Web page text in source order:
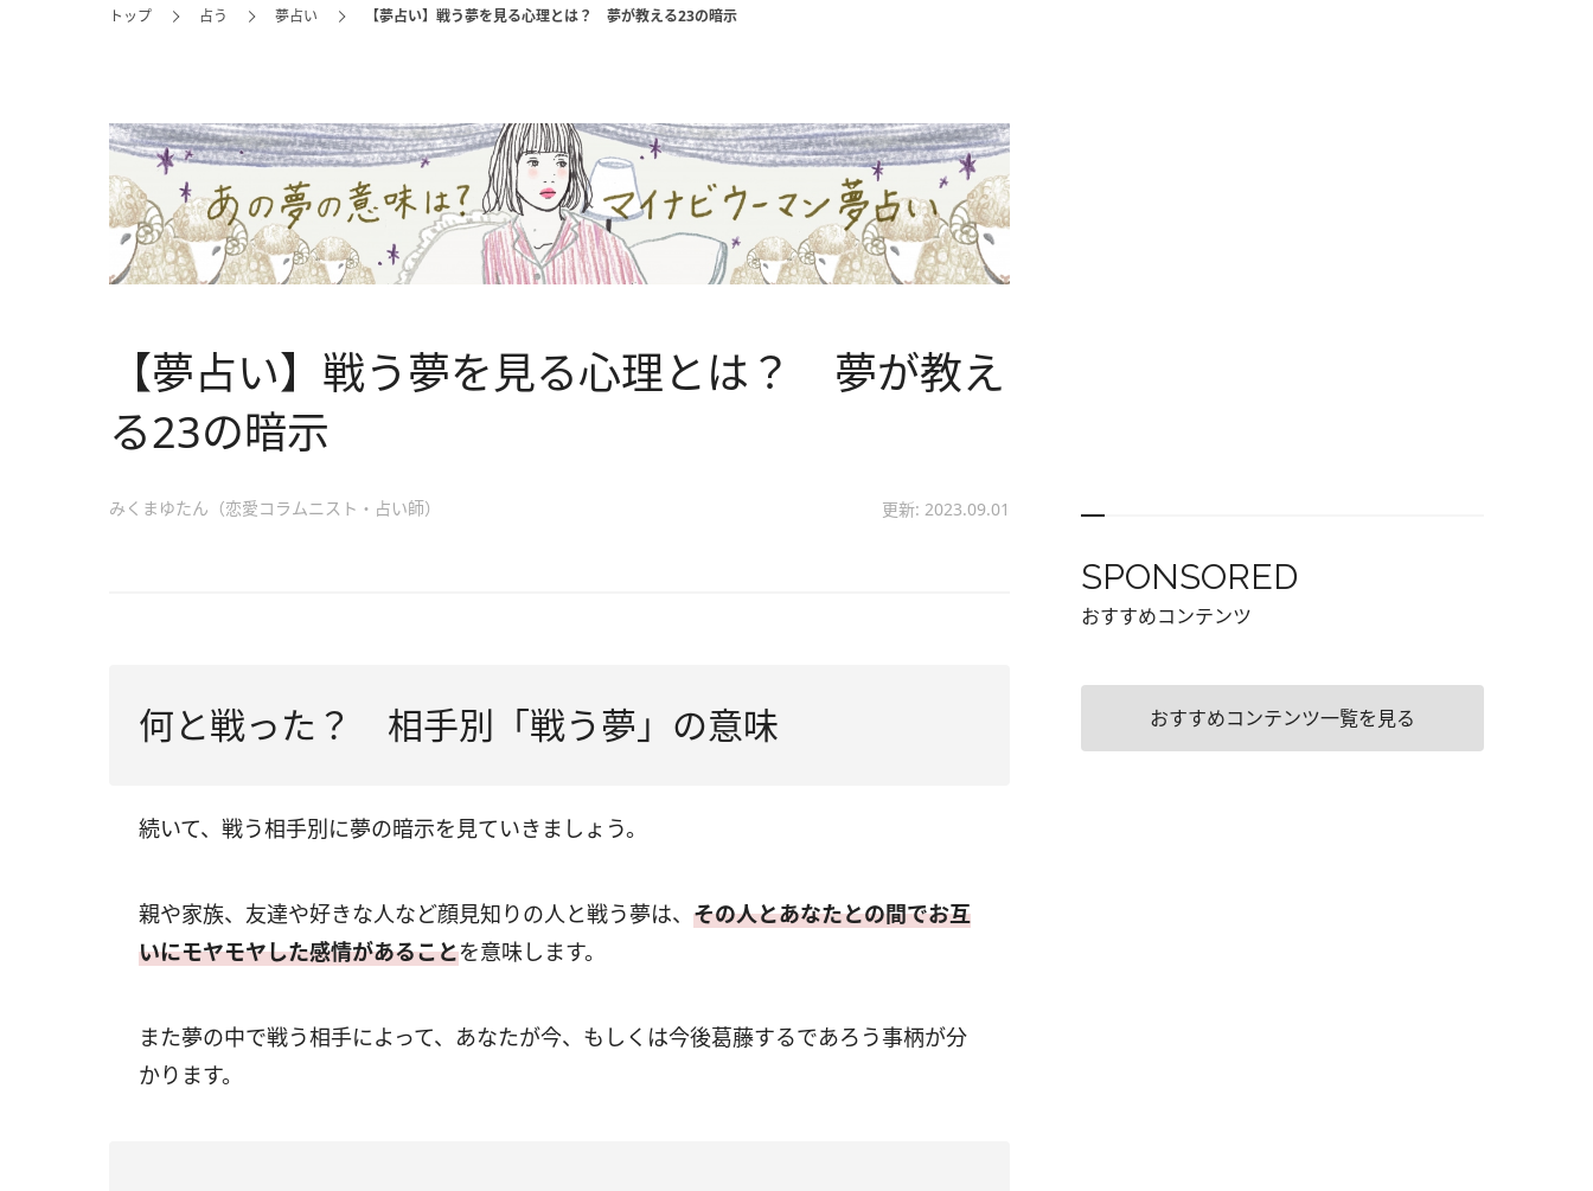
トップ 占う 夢占い 【夢占い】戦う夢を見る心理とは？ 夢が教える23の暗示
【夢占い】戦う夢を見る心理とは？ 夢が教え
る23の暗示
みくまゆたん（恋愛コラムニスト・占い師） 更新: 2023.09.01
何と戦った？ 相手別「戦う夢」の意味
続いて、戦う相手別に夢の暗示を見ていきましょう。
親や家族、友達や好きな人など顔見知りの人と戦う夢は、 その人とあなたとの間でお互
いにモヤモヤした感情があることを意味します。
また夢の中で戦う相手によって、あなたが今、もしくは今後葛藤するであろう事柄が分
かります。
SPONSORED
おすすめコンテンツ
おすすめコンテンツ一覧を見る